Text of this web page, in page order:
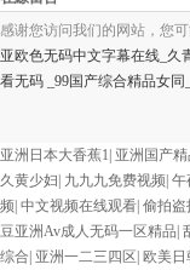
感谢您访问我们的网站，您
亚欧色无码中文字幕在线_久
看无码 _99国产综合精品女
精品人妻无码一区二区三区
国产... 亚洲啪啪综合av一区
一区 国产精品久久久久久美
成人网站在线 欧美国产日本
欧美AAA特黄一级欧美久久
亚洲日本大香蕉1 亚洲国产
久黄少妇 九九九免费视频 午
频 中文视频在线观看 偷拍盗
豆亚洲Av成人无码一区精品
综合 亚洲一二三四区 欧美